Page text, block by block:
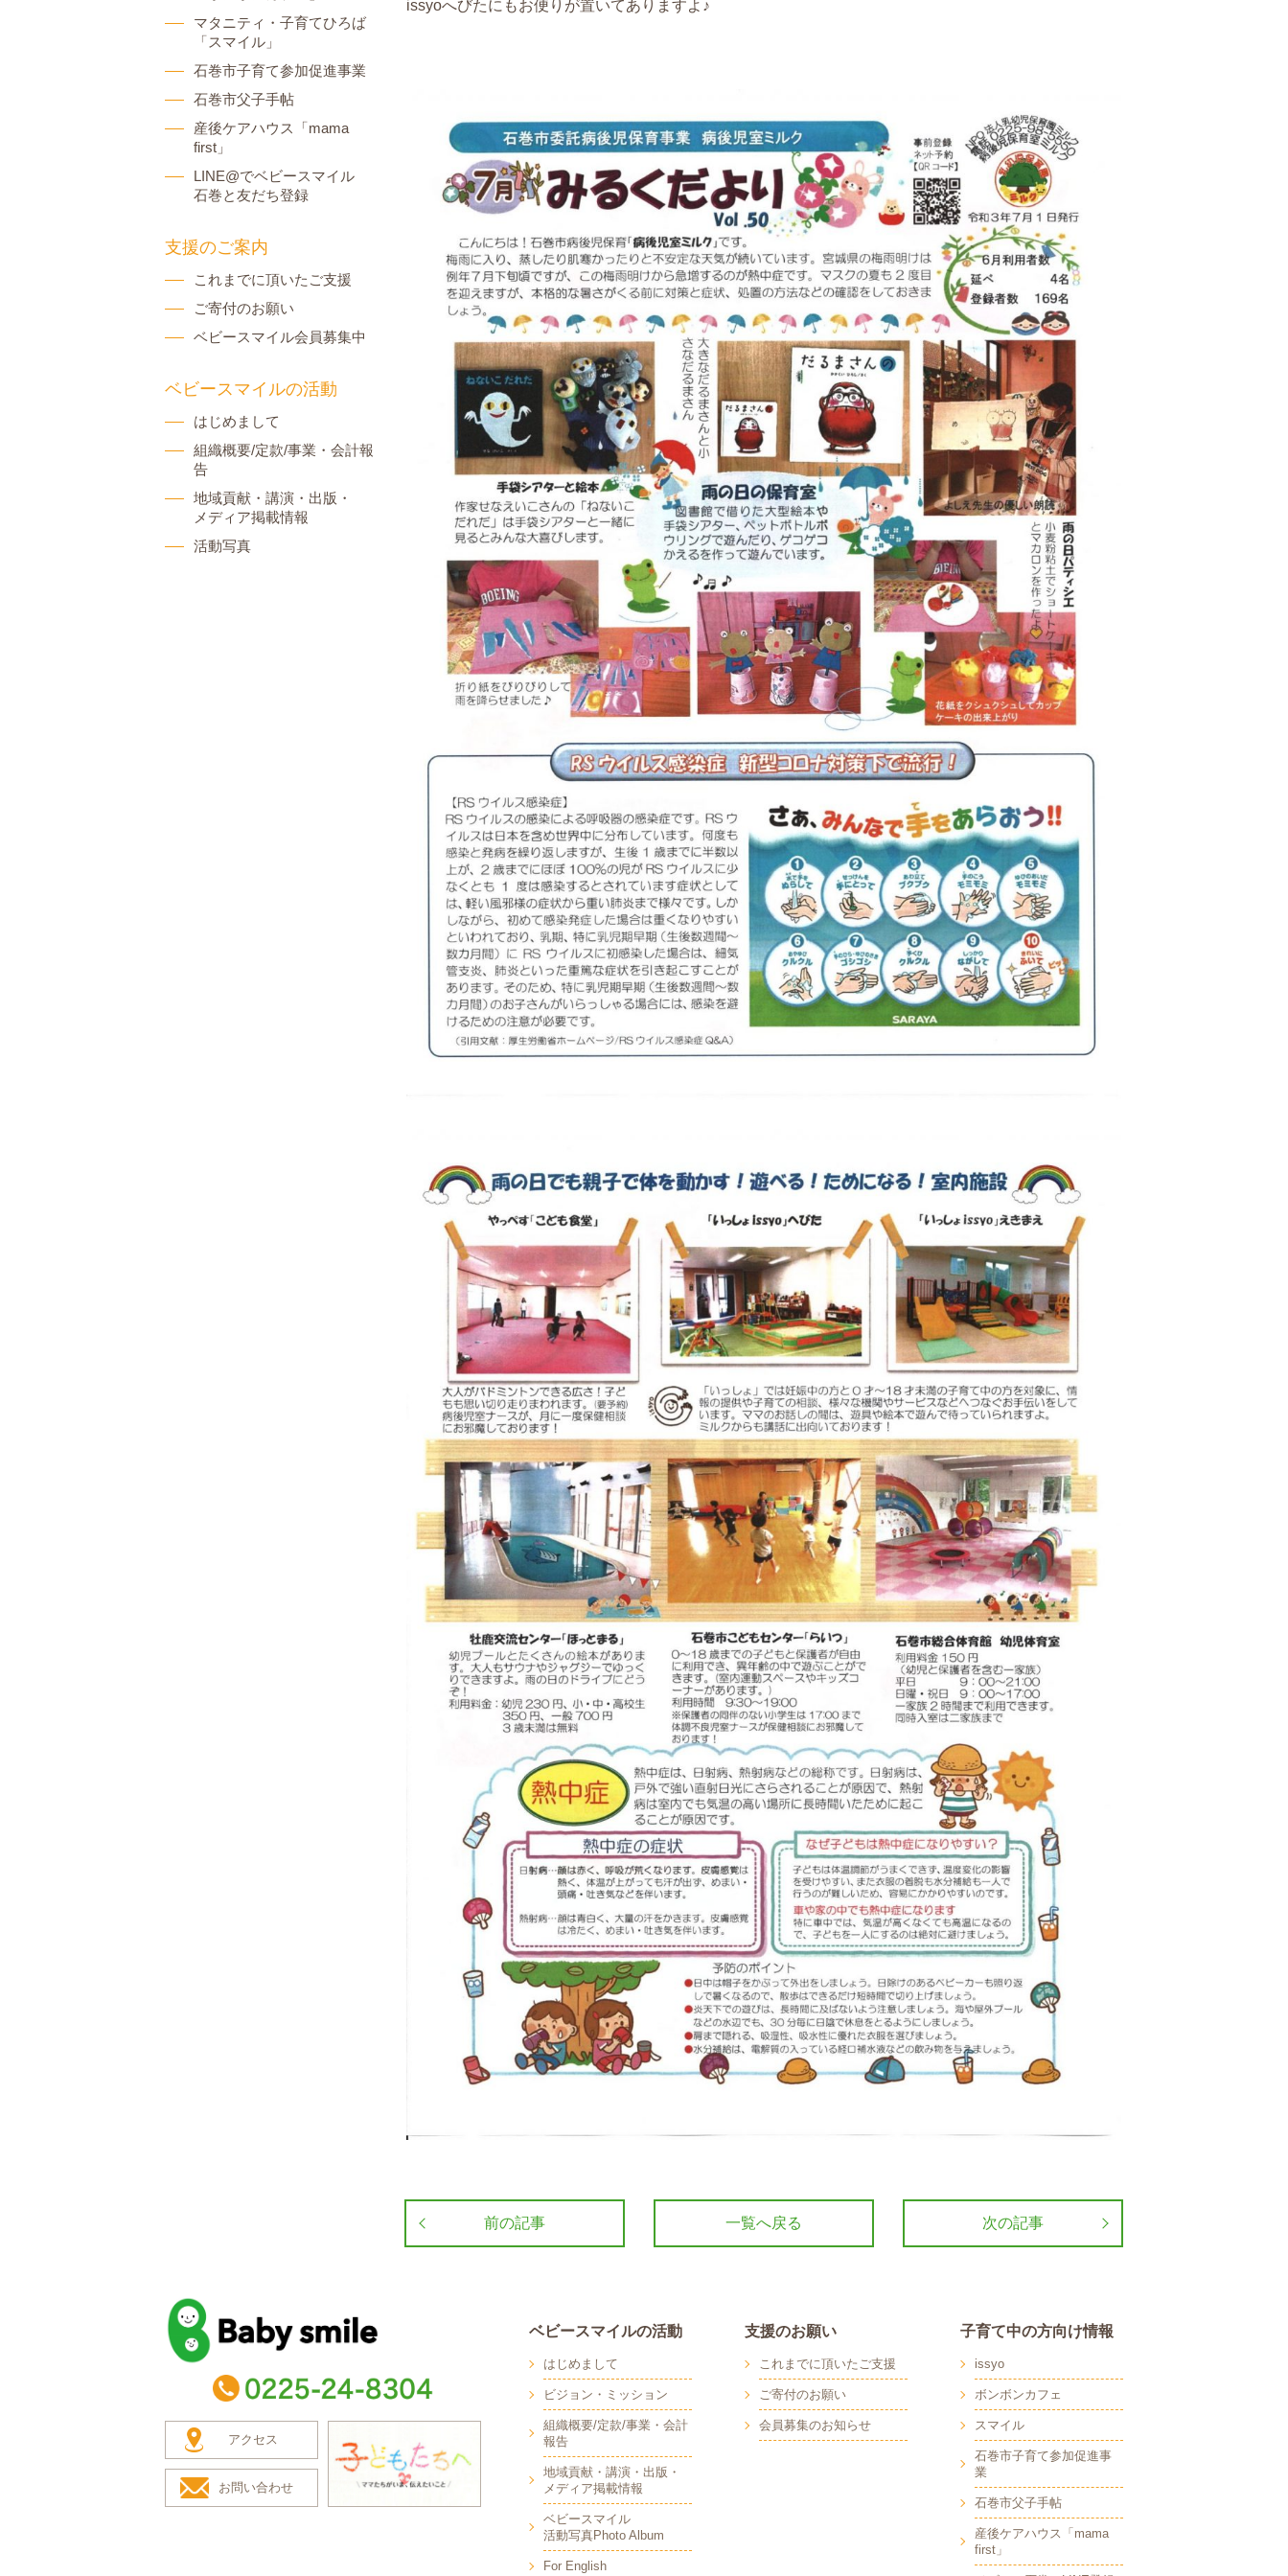
issyoへびたにもお便りが置いてありますよ♪
前の記事 次の記事
一覧へ戻る
マタニティ・子育てひろば
「スマイル」
石巻市子育て参加促進事業
石巻市父子手帖
産後ケアハウス「mama
first」
LINE@でベビースマイル
石巻と友だち登録
支援のご案内
これまでに頂いたご支援
ご寄付のお願い
ベビースマイル会員募集中
ベビースマイルの活動
はじめまして
組織概要/定款/事業・会計報
告
地域貢献・講演・出版・
メディア掲載情報
活動写真
baby smile
アクセス
お問い合わせ
ベビースマイルの活動
はじめまして
ビジョン・ミッション
組織概要/定款/事業・会計
報告
地域貢献・講演・出版・
メディア掲載情報
ベビースマイル
活動写真Photo Album
For English
支援のお願い
これまでに頂いたご支援
ご寄付のお願い
会員募集のお知らせ
子育て中の方向け情報
issyo
ボンボンカフェ
スマイル
石巻市子育て参加促進事
業
石巻市父子手帖
産後ケアハウス「mama
first」